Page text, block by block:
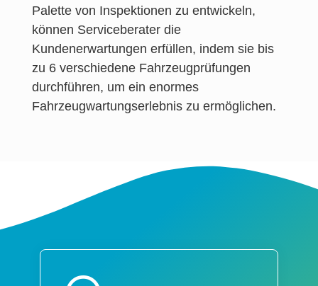
Palette von Inspektionen zu entwickeln,
können Serviceberater die
Kundenerwartungen erfüllen, indem sie bis
zu 6 verschiedene Fahrzeugprüfungen
durchführen, um ein enormes
Fahrzeugwartungserlebnis zu ermöglichen.